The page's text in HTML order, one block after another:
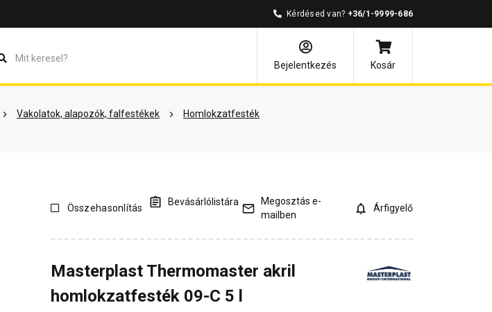
Kérdésed van? +36/1-9999-686
Bejelentkezés
Kosár
Vakolatok, alapozók, falfestékek
Homlokzatfesték
Vásárlói vélemények Kérdések és válaszok
Összehasonlítás
Bevásárlólistára
Megosztás e-
mailben
Árfigyelő
Masterplast Thermomaster akril
homlokzatfesték 09-C 5 l